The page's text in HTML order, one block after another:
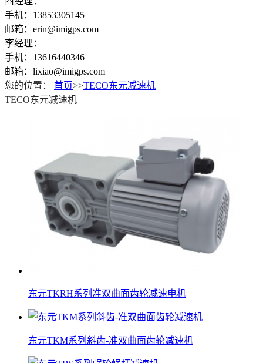
手机：13853305145
邮箱：erin@imigps.com
李经理：
手机：13616440346
邮箱：lixiao@imigps.com
您的位置：
首页>>TECO东元减速机
TECO东元减速机
东元TKRH系列准双曲面齿轮减速电机
东元TKM系列斜齿-准双曲面齿轮减速机